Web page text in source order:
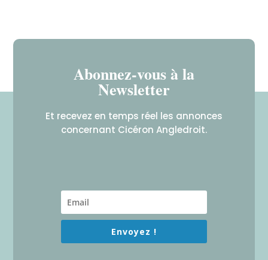
Abonnez-vous à la
Newsletter
Et recevez en temps réel les annonces
concernant Cicéron Angledroit.
Envoyez !